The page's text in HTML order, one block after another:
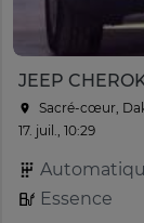
JEEP
Sacré-cœur,
17. juil., 10:29
Essence